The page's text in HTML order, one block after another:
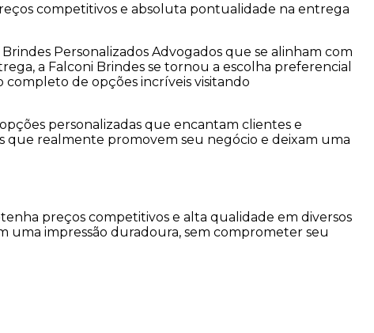
competitivos e absoluta pontualidade na entrega
Personalizados Advogados que se alinham com
a Falconi Brindes se tornou a escolha preferencial
completo de opções incríveis visitando
personalizadas que encantam clientes e
que realmente promovem seu negócio e deixam uma
preços competitivos e alta qualidade em diversos
uma impressão duradoura, sem comprometer seu